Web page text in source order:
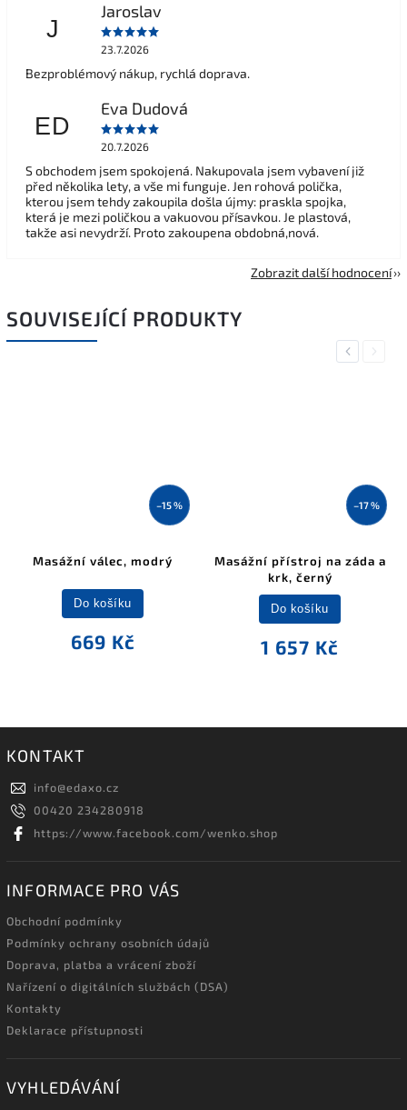
J
Jaroslav
23.7.2026
Bezproblémový nákup, rychlá doprava.
ED
Eva Dudová
20.7.2026
S obchodem jsem spokojená. Nakupovala jsem vybavení již
před několika lety, a vše mi funguje. Jen rohová polička,
kterou jsem tehdy zakoupila došla újmy: praskla spojka,
která je mezi poličkou a vakuovou přísavkou. Je plastová,
takže asi nevydrží. Proto zakoupena obdobná,nová.
Zobrazit další hodnocení
SOUVISEJÍCÍ PRODUKTY
Previous
–15 %
Masážní válec, modrý
669 Kč
Do košíku
–17 %
Masážní přístroj na záda a
krk, černý
1 657 Kč
Do košíku
Next
KONTAKT
info@edaxo.cz
00420 234280918
https://www.facebook.com/wenko.shop
INFORMACE PRO VÁS
Obchodní podmínky
Podmínky ochrany osobních údajů
Doprava, platba a vrácení zboží
Nařízení o digitálních službách (DSA)
Kontakty
Deklarace přístupnosti
VYHLEDÁVÁNÍ